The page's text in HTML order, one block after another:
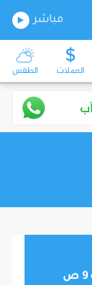
مباشر
العملات الطقس
موجز أخبار الساعة 9 ص